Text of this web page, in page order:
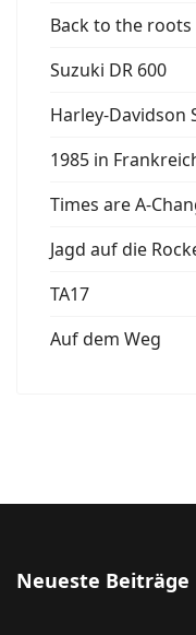
Back to the roots
Suzuki DR 600
Harley-Davidson
1985 in
Times are A-
Jagd auf die
TA17
Auf dem Weg
Neueste Beiträge